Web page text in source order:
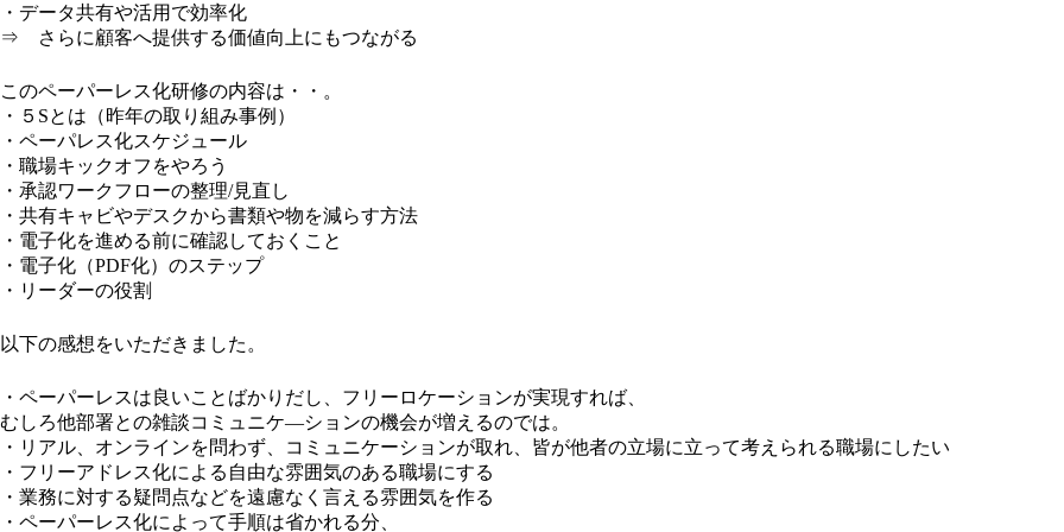
・データ共有や活用で効率化
⇒ さらに顧客へ提供する価値向上にもつながる
このペーパーレス化研修の内容は・・。
・５Sとは（昨年の取り組み事例）
・ペーパレス化スケジュール
・職場キックオフをやろう
・承認ワークフローの整理/見直し
・共有キャビやデスクから書類や物を減らす方法
・電子化を進める前に確認しておくこと
・電子化（PDF化）のステップ
・リーダーの役割
以下の感想をいただきました。
・ペーパーレスは良いことばかりだし、フリーロケーションが実現すれば、
むしろ他部署との雑談コミュニケ―ションの機会が増えるのでは。
・リアル、オンラインを問わず、コミュニケーションが取れ、皆が他者の立場に立って考えられる職場にしたい
・フリーアドレス化による自由な雰囲気のある職場にする
・業務に対する疑問点などを遠慮なく言える雰囲気を作る
・ペーパーレス化によって手順は省かれる分、